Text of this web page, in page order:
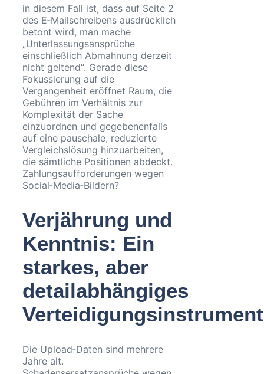
in diesem Fall ist, dass auf Seite 2
des E‑Mailschreibens ausdrücklich
betont wird, man mache
„Unterlassungsansprüche
einschließlich Abmahnung derzeit
nicht geltend“. Gerade diese
Fokussierung auf die
Vergangenheit eröffnet Raum, die
Gebühren im Verhältnis zur
Komplexität der Sache
einzuordnen und gegebenenfalls
auf eine pauschale, reduzierte
Vergleichslösung hinzuarbeiten,
die sämtliche Positionen abdeckt.
Zahlungsaufforderungen wegen
Social‑Media‑Bildern?
Verjährung und
Kenntnis: Ein
starkes, aber
detailabhängiges
Verteidigungsinstrument
Die Upload‑Daten sind mehrere
Jahre alt.